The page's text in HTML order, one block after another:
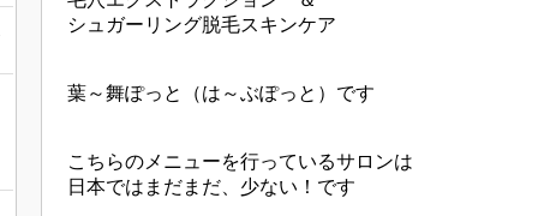
シュガーリング脱毛スキンケア
葉～舞ぽっと（は～ぶぽっと）です
こちらのメニューを行っているサロンは
日本ではまだまだ、少ない！です